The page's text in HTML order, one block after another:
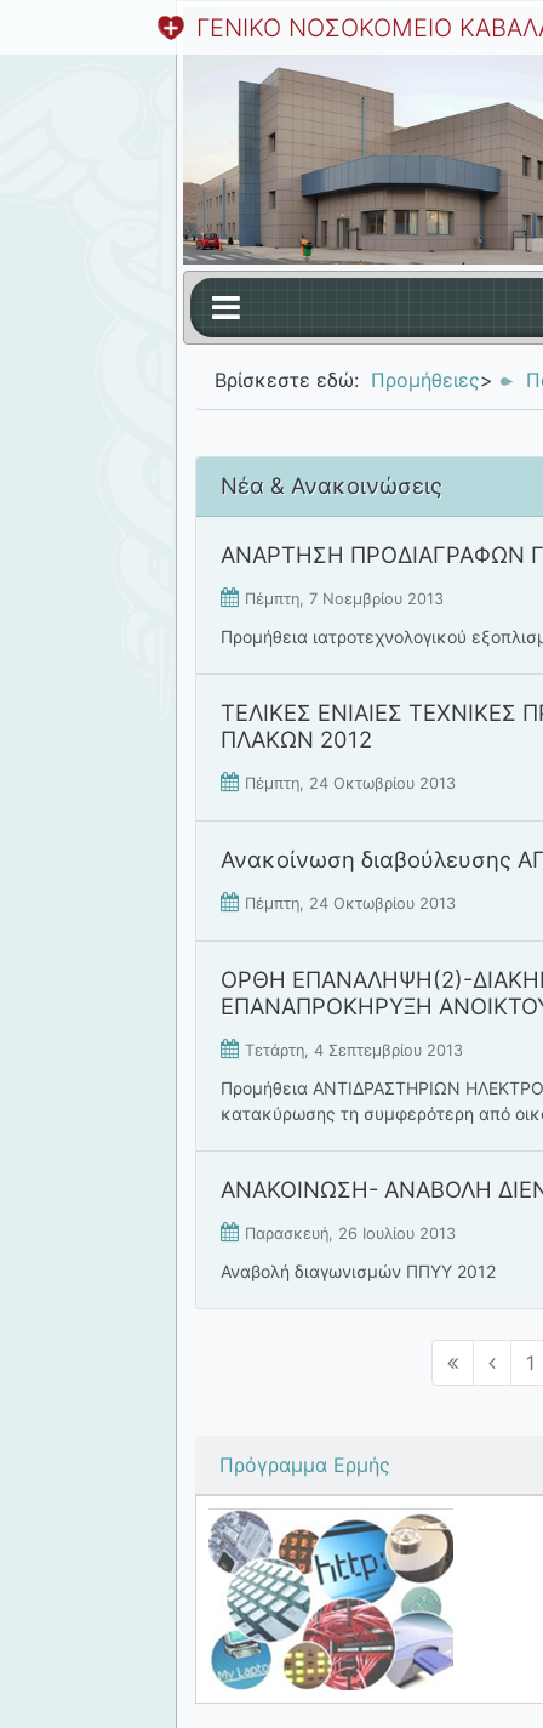
ΓΕΝΙΚΟ ΝΟΣΟΚΟΜΕΙΟ
Βρίσκεστε εδώ: Προμήθειες>
Πρόγραμμα Ερμής
Νέα & Ανακοινώσεις
ΑΝΑΡΤΗΣΗ ΠΡΟΔΙΑΓΡΑΦΩΝ
Πέμπτη, 7 Νοεμβρίου 2013
Προμήθεια ιατροτεχνολογικού
ΤΕΛΙΚΕΣ ΕΝΙΑΙΕΣ ΤΕΧΝΙΚΕΣ
ΠΛΑΚΩΝ 2012
Πέμπτη, 24 Οκτωβρίου 2013
Ανακοίνωση διαβούλευσης
Πέμπτη, 24 Οκτωβρίου 2013
ΟΡΘΗ ΕΠΑΝΑΛΗΨΗ(2)-
ΕΠΑΝΑΠΡΟΚΗΡΥΞΗ
Τετάρτη, 4 Σεπτεμβρίου 2013
Προμήθεια ΑΝΤΙΔΡΑΣΤΗΡΙΩΝ
κατακύρωσης τη συμφερότερη από
ΑΝΑΚΟΙΝΩΣΗ- ΑΝΑΒΟΛΗ
Παρασκευή, 26 Ιουλίου 2013
Αναβολή διαγωνισμών ΠΠΥΥ 2012
1